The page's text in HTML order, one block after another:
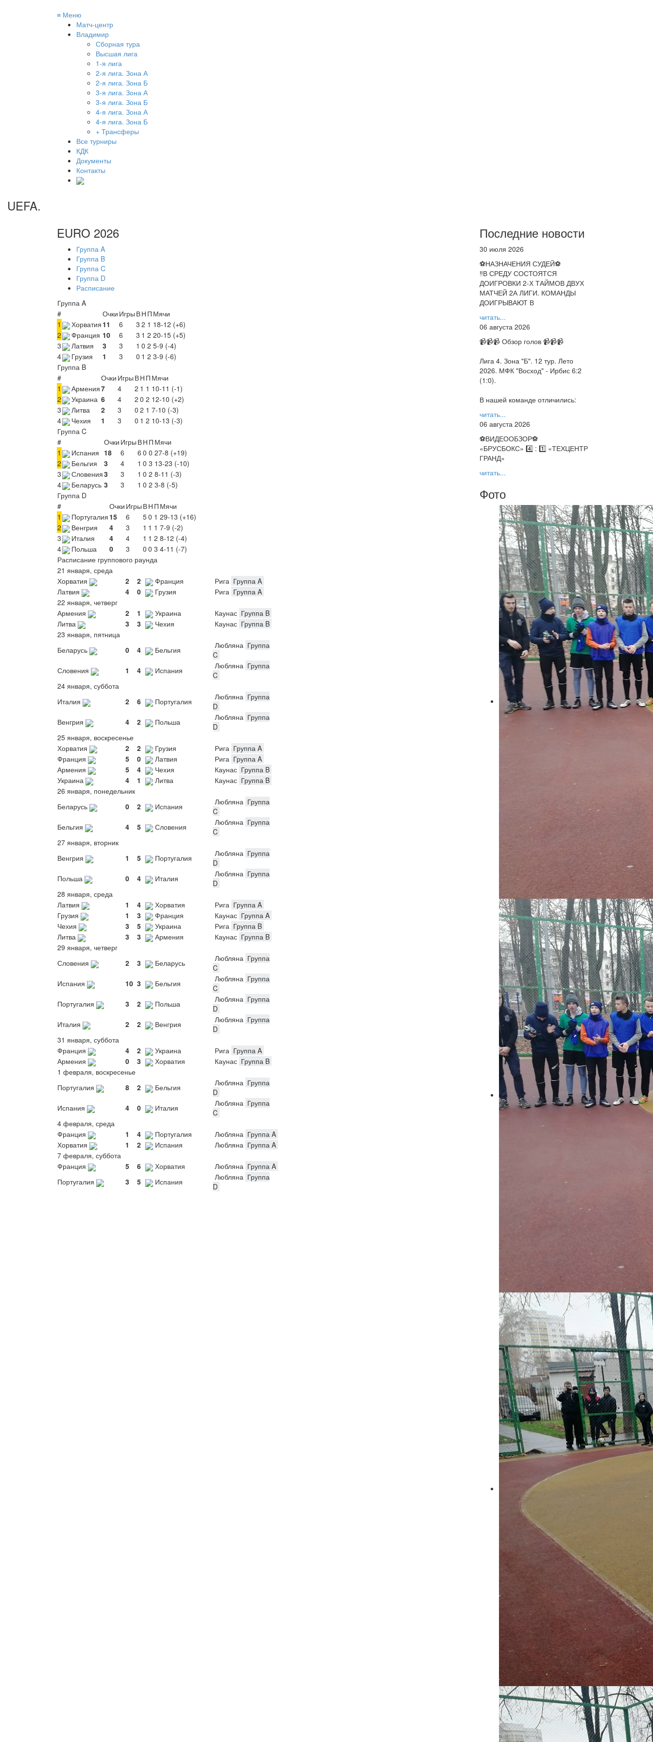
≡ Меню
Матч-центр
Владимир
Сборная тура
Высшая лига
1-я лига
2-я лига. Зона А
2-я лига. Зона Б
3-я лига. Зона А
3-я лига. Зона Б
4-я лига. Зона А
4-я лига. Зона Б
+ Трансферы
Все турниры
КДК
Документы
Контакты
UEFA.
EURO 2026
Группа A
Группа B
Группа C
Группа D
Расписание
Группа A
#
Очки Игры ВН П Мячи
1
Хорватия 11 6 3 2 1 18-12 (+6)
2
Франция 10 6 3 1 2 20-15 (+5)
3
Латвия 3 3 1 0 2 5-9 (-4)
4
Грузия 1 3 0 1 2 3-9 (-6)
Группа B
#
Очки Игры ВН П Мячи
1
Армения7 4 2 1 1 10-11 (-1)
2
Украина 6 4 2 0 2 12-10 (+2)
3
Литва 2 3 0 2 1 7-10 (-3)
4
Чехия 1 3 0 1 2 10-13 (-3)
Группа C
#
Очки Игры ВН П Мячи
1
Испания 18 6 6 0 0 27-8 (+19)
2
Бельгия 3 4 1 0 3 13-23 (-10)
3
Словения3 3 1 0 2 8-11 (-3)
4
Беларусь 3 3 1 0 2 3-8 (-5)
Группа D
#
Очки Игры ВН П Мячи
1
Португалия 15 6 50 1 29-13 (+16)
2
Венгрия 4 3 1 1 1 7-9 (-2)
3
Италия 4 4 1 1 2 8-12 (-4)
4
Польша 0 3 0 0 3 4-11 (-7)
Расписание группового раунда
21 января, среда
Хорватия
2 2 Франция Рига Группа A
Латвия
4 0 Грузия Рига Группа A
22 января, четверг
Армения
2 1 Украина Каунас Группа B
Литва
3 3 Чехия Каунас Группа B
23 января, пятница
Беларусь
0 4 Бельгия Любляна Группа
C
Словения
1 4 Испания Любляна Группа
C
24 января, суббота
Италия
2 6 Португалия Любляна Группа
D
Венгрия
4 2 Польша Любляна Группа
D
25 января, воскресенье
Хорватия
2 2 Грузия Рига Группа A
Франция
5 0 Латвия Рига Группа A
Армения
5 4 Чехия Каунас Группа B
Украина
4 1 Литва Каунас Группа B
26 января, понедельник
Беларусь
0 2 Испания Любляна Группа
C
Бельгия
4 5 Словения Любляна Группа
C
27 января, вторник
Венгрия
1 5 Португалия Любляна Группа
D
Польша
0 4 Италия Любляна Группа
D
28 января, среда
Латвия
1 4 Хорватия Рига Группа A
Грузия
1 3 Франция Каунас Группа A
Чехия
3 5 Украина Рига Группа B
Литва
3 3 Армения Каунас Группа B
29 января, четверг
Словения
2 3 Беларусь Любляна Группа
C
Испания
10 3 Бельгия Любляна Группа
C
Португалия
3 2 Польша Любляна Группа
D
Италия
2 2 Венгрия Любляна Группа
D
31 января, суббота
Франция
4 2 Украина Рига Группа A
Армения
0 3 Хорватия Каунас Группа B
1 февраля, воскресенье
Португалия
8 2 Бельгия Любляна Группа
D
Испания
4 0 Италия Любляна Группа
C
4 февраля, среда
Франция
1 4 Португалия Любляна Группа A
Хорватия
1 2 Испания Любляна Группа A
7 февраля, суббота
Франция
5 6 Хорватия Любляна Группа A
Португалия
3 5 Испания Любляна Группа
D
Последние новости
30 июля 2026
⚽НАЗНАЧЕНИЯ СУДЕЙ⚽
‼В СРЕДУ СОСТОЯТСЯ
ДОИГРОВКИ 2-Х ТАЙМОВ ДВУХ
МАТЧЕЙ 2А ЛИГИ. КОМАНДЫ
ДОИГРЫВАЮТ В
читать...
06 августа 2026
📹📹📹 Обзор голов 📹📹📹
Лига 4. Зона "Б". 12 тур. Лето
2026. МФК "Восход" - Ирбис 6:2
(1:0).
В нашей команде отличились:
читать...
06 августа 2026
⚽️ВИДЕООБЗОР⚽️
«БРУСБОКС» 4️⃣ : 1️⃣ «ТЕХЦЕНТР
ГРАНД»
читать...
Фото